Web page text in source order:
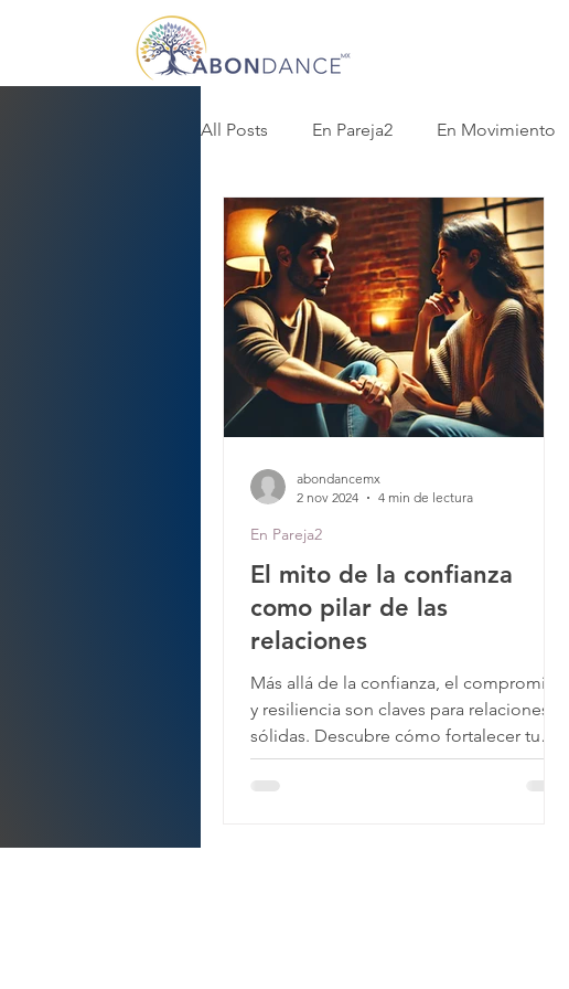
All Posts En Pareja2 En Movimiento
El mito de la confianza
como pilar de las
relaciones
Más allá de la confianza, el compromiso
y resiliencia son claves para relaciones
sólidas. Descubre cómo fortalecer tu
relación de pareja.
En Pareja2
abondancemx
2 nov 2024
4 min de lectura